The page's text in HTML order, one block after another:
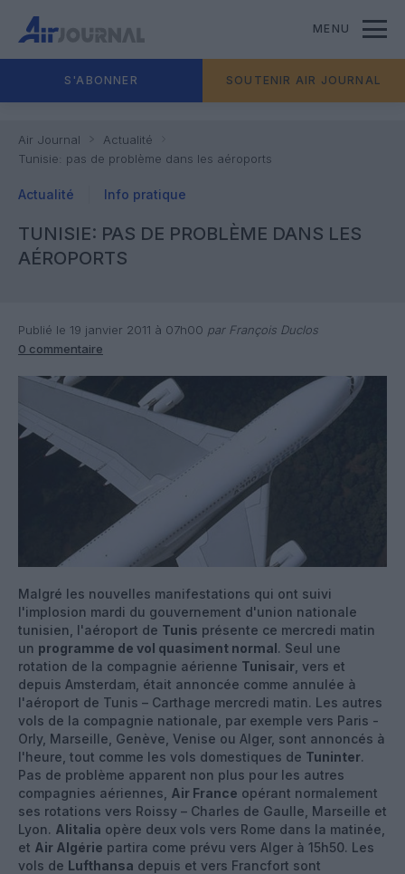
MENU
S'ABONNER SOUTENIR AIR JOURNAL
Air Journal
Actualité
Tunisie: pas de problème dans les aéroports
Actualité Info pratique
TUNISIE: PAS DE PROBLÈME DANS LES
AÉROPORTS
Publié le 19 janvier 2011 à 07h00 par François Duclos
0 commentaire
Malgré les nouvelles manifestations qui ont suivi
l'implosion mardi du gouvernement d'union nationale
tunisien, l'aéroport de Tunis présente ce mercredi matin
un programme de vol quasiment normal. Seul une
rotation de la compagnie aérienne Tunisair , vers et
depuis Amsterdam, était annoncée comme annulée à
l'aéroport de Tunis – Carthage mercredi matin. Les autres
vols de la compagnie nationale, par exemple vers Paris -
Orly, Marseille, Genève, Venise ou Alger, sont annoncés à
l'heure, tout comme les vols domestiques de Tuninter.
Pas de problème apparent non plus pour les autres
compagnies aériennes, Air France opérant normalement
ses rotations vers Roissy – Charles de Gaulle, Marseille et
Lyon. Alitalia opère deux vols vers Rome dans la matinée,
et Air Algérie partira come prévu vers Alger à 15h50. Les
vols de Lufthansa depuis et vers Francfort sont